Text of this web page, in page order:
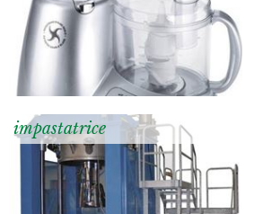
impastatrice